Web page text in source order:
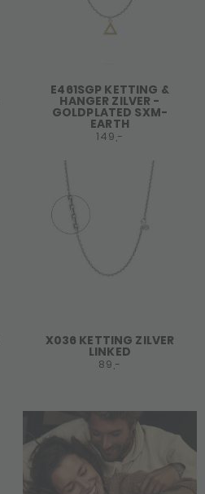
E461SGP KETTING &
HANGER ZILVER -
GOLDPLATED SXM-
EARTH
149,-
X036 KETTING ZILVER
LINKED
89,-